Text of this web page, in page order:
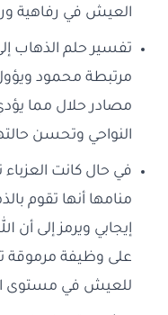
العيش في رفاهية
تفسير حلم الذهاب
مرتبطة محمود
مصادر حلال مما
النواحي وتحسن
في حال كانت
منامها أنها تقوم
إيجابي ويرمز إلى
على وظيفة مرموقة
للعيش في مستوى